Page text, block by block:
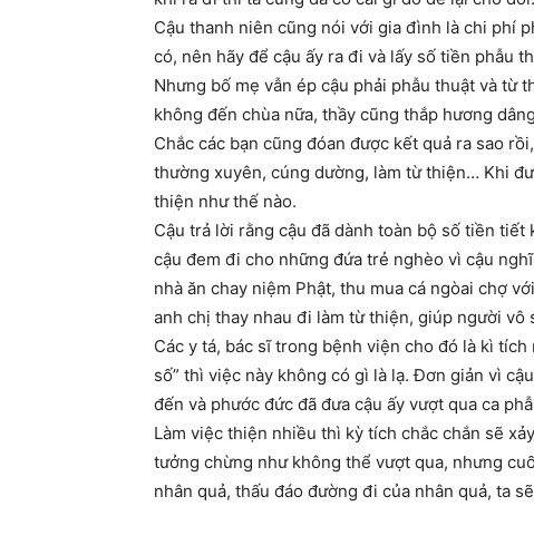
Cậu thanh niên cũng nói với gia đình là chi phí
có, nên hãy để cậu ấy ra đi và lấy số tiền phẫu
Nhưng bố mẹ vẫn ép cậu phải phẫu thuật và từ
không đến chùa nữa, thầy cũng thắp hương
Chắc các bạn cũng đóan được kết quả ra sao
thường xuyên, cúng dường, làm từ thiện… Khi
thiện như thế nào.
Cậu trả lời rằng cậu đã dành toàn bộ số tiền
cậu đem đi cho những đứa trẻ nghèo vì cậu
nhà ăn chay niệm Phật, thu mua cá ngòai chợ
anh chị thay nhau đi làm từ thiện, giúp người vô
Các y tá, bác sĩ trong bệnh viện cho đó là kì
số” thì việc này không có gì là lạ. Đơn giản vì
đến và phước đức đã đưa cậu ấy vượt qua ca
Làm việc thiện nhiều thì kỳ tích chắc chắn sẽ
tưởng chừng như không thể vượt qua, nhưng
nhân quả, thấu đáo đường đi của nhân quả, ta